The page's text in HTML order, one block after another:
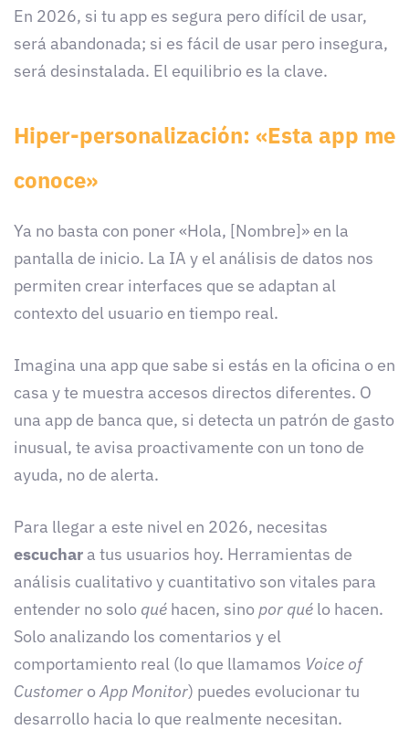
En 2026, si tu app es segura pero difícil de usar,
será abandonada; si es fácil de usar pero insegura,
será desinstalada. El equilibrio es la clave.
Hiper-personalización: «Esta app me
conoce»
Ya no basta con poner «Hola, [Nombre]» en la
pantalla de inicio. La IA y el análisis de datos nos
permiten crear interfaces que se adaptan al
contexto del usuario en tiempo real.
Imagina una app que sabe si estás en la oficina o en
casa y te muestra accesos directos diferentes. O
una app de banca que, si detecta un patrón de gasto
inusual, te avisa proactivamente con un tono de
ayuda, no de alerta.
Para llegar a este nivel en 2026, necesitas
escuchar a tus usuarios hoy. Herramientas de
análisis cualitativo y cuantitativo son vitales para
entender no solo qué hacen, sino por qué lo hacen.
Solo analizando los comentarios y el
comportamiento real (lo que llamamos Voice of
Customer oApp Monitor) puedes evolucionar tu
desarrollo hacia lo que realmente necesitan.